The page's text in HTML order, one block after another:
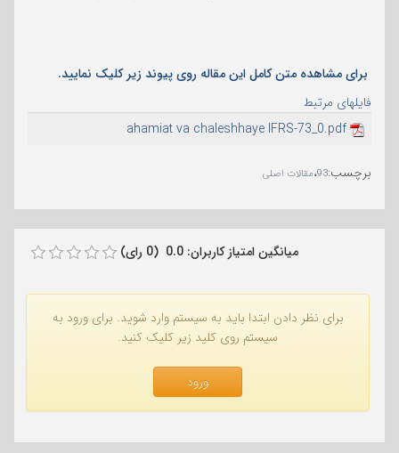
برای مشاهده متن کامل این مقاله روی پیوند زیر کلیک نمایید.
فایلهای مرتبط
ahamiat va chaleshhaye IFRS-73_0.pdf
برچسب:
93،مقالات اصلی
میانگین امتیاز کاربران: 0.0 (0 رای)
برای نظر دادن ابتدا باید به سیستم وارد شوید. برای ورود به
سیستم روی کلید زیر کلیک کنید.
ورود